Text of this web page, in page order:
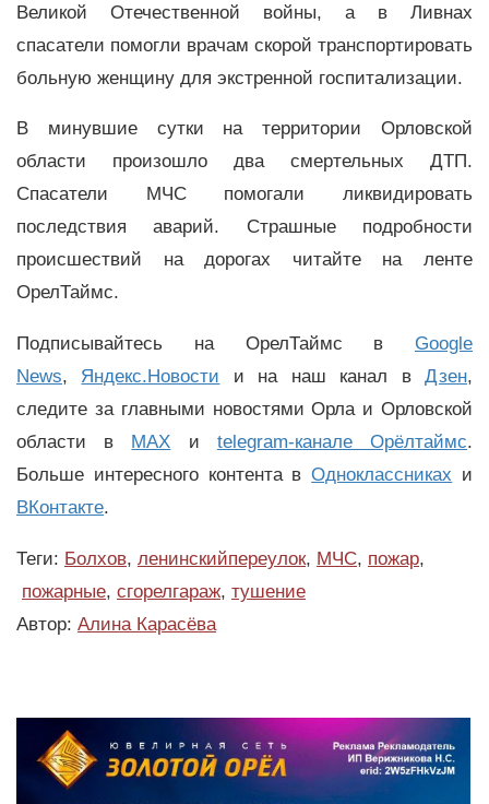
Великой Отечественной войны, а в Ливнах
спасатели помогли врачам скорой транспортировать
больную женщину для экстренной госпитализации.
В минувшие сутки на территории Орловской
области произошло два смертельных ДТП.
Спасатели МЧС помогали ликвидировать
последствия аварий. Страшные подробности
происшествий на дорогах читайте на ленте
ОрелТаймс.
Подписывайтесь на ОрелТаймс в Google
News, Яндекс.Новости и на наш канал вДзен,
следите за главными новостями Орла и Орловской
области в MAX и telegram-канале Орёлтаймс.
Больше интересного контента вОдноклассниках и
ВКонтакте.
Теги: Болхов, ленинскийпереулок, МЧС, пожар,
пожарные, сгорелгараж, тушение
Автор: Алина Карасёва